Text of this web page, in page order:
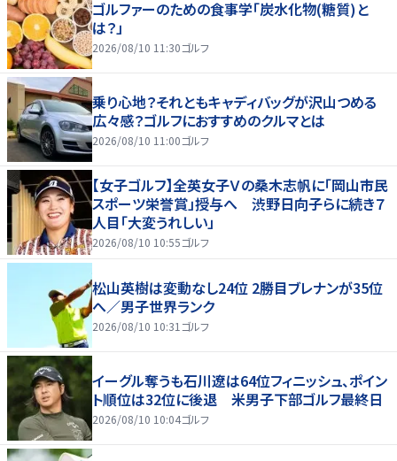
ゴルファーのための食事学「炭水化物(糖質)と
は？」
2026/08/10 11:30ゴルフ
乗り心地？それともキャディバッグが沢山つめる
広々感？ゴルフにおすすめのクルマとは
2026/08/10 11:00ゴルフ
【女子ゴルフ】全英女子Ｖの桑木志帆に「岡山市民
スポーツ栄誉賞」授与へ 渋野日向子らに続き７
人目「大変うれしい」
2026/08/10 10:55ゴルフ
松山英樹は変動なし24位 2勝目ブレナンが35位
へ／男子世界ランク
2026/08/10 10:31 ゴルフ
イーグル奪うも石川遼は64位フィニッシュ、ポイン
ト順位は32位に後退 米男子下部ゴルフ最終日
2026/08/10 10:04ゴルフ